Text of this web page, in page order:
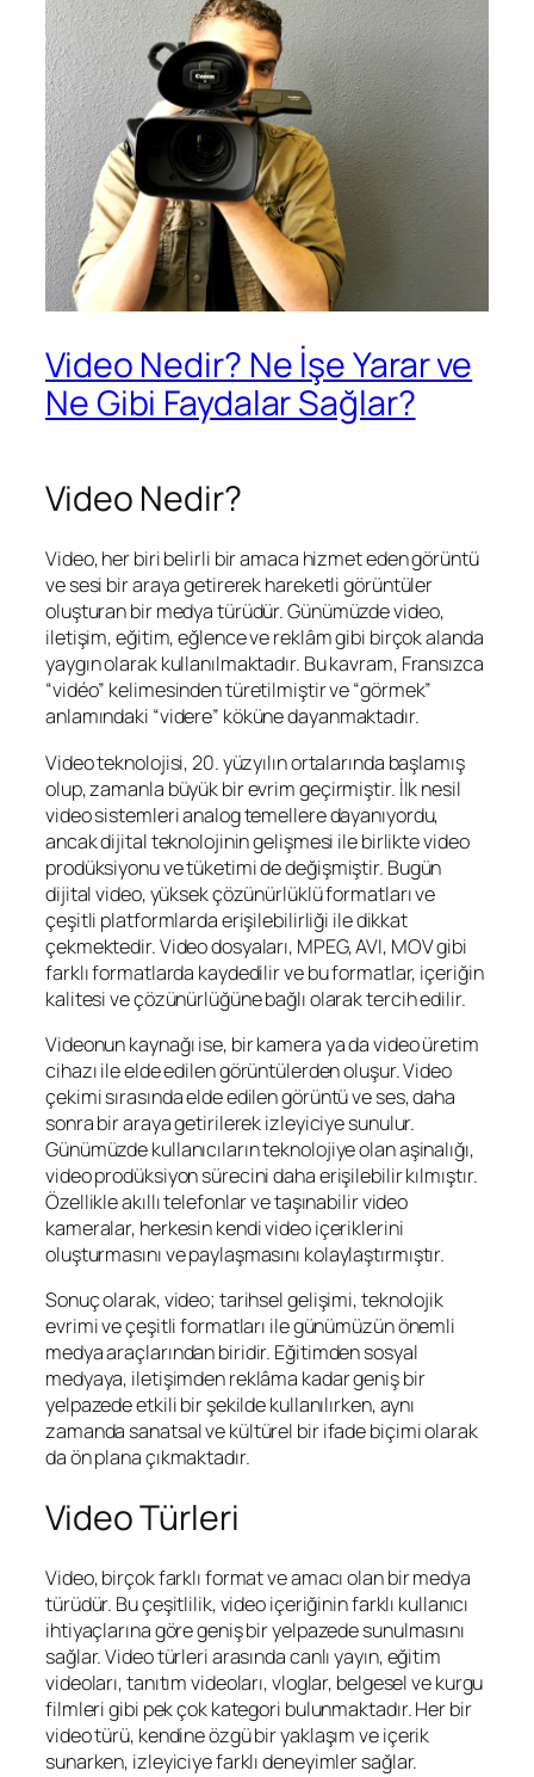
Video Nedir? Ne İşe Yarar ve
Ne Gibi Faydalar Sağlar?
Video Nedir?
Video, her biri belirli bir amaca hizmet eden görüntü
ve sesi bir araya getirerek hareketli görüntüler
oluşturan bir medya türüdür. Günümüzde video,
iletişim, eğitim, eğlence ve reklâm gibi birçok alanda
yaygın olarak kullanılmaktadır. Bu kavram, Fransızca
“vidéo” kelimesinden türetilmiştir ve “görmek”
anlamındaki “videre” köküne dayanmaktadır.
Video teknolojisi, 20. yüzyılın ortalarında başlamış
olup, zamanla büyük bir evrim geçirmiştir. İlk nesil
video sistemleri analog temellere dayanıyordu,
ancak dijital teknolojinin gelişmesi ile birlikte video
prodüksiyonu ve tüketimi de değişmiştir. Bugün
dijital video, yüksek çözünürlüklü formatları ve
çeşitli platformlarda erişilebilirliği ile dikkat
çekmektedir. Video dosyaları, MPEG, AVI, MOV gibi
farklı formatlarda kaydedilir ve bu formatlar, içeriğin
kalitesi ve çözünürlüğüne bağlı olarak tercih edilir.
Videonun kaynağı ise, bir kamera ya da video üretim
cihazı ile elde edilen görüntülerden oluşur. Video
çekimi sırasında elde edilen görüntü ve ses, daha
sonra bir araya getirilerek izleyiciye sunulur.
Günümüzde kullanıcıların teknolojiye olan aşinalığı,
video prodüksiyon sürecini daha erişilebilir kılmıştır.
Özellikle akıllı telefonlar ve taşınabilir video
kameralar, herkesin kendi video içeriklerini
oluşturmasını ve paylaşmasını kolaylaştırmıştır.
Sonuç olarak, video; tarihsel gelişimi, teknolojik
evrimi ve çeşitli formatları ile günümüzün önemli
medya araçlarından biridir. Eğitimden sosyal
medyaya, iletişimden reklâma kadar geniş bir
yelpazede etkili bir şekilde kullanılırken, aynı
zamanda sanatsal ve kültürel bir ifade biçimi olarak
da ön plana çıkmaktadır.
Video Türleri
Video, birçok farklı format ve amacı olan bir medya
türüdür. Bu çeşitlilik, video içeriğinin farklı kullanıcı
ihtiyaçlarına göre geniş bir yelpazede sunulmasını
sağlar. Video türleri arasında canlı yayın, eğitim
videoları, tanıtım videoları, vloglar, belgesel ve kurgu
filmleri gibi pek çok kategori bulunmaktadır. Her bir
video türü, kendine özgü bir yaklaşım ve içerik
sunarken, izleyiciye farklı deneyimler sağlar.